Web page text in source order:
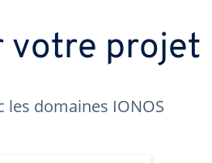
votre projet
les domaines IONOS